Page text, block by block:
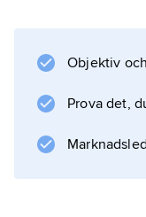
Hans egen
(1931) och
Canto a la
(’Sång till
Objektiv
Prova det,